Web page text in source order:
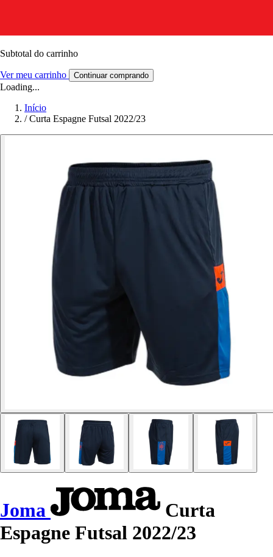
Subtotal do carrinho
Ver meu carrinho Continuar comprando
Loading...
Início
/ Curta Espagne Futsal 2022/23
Joma
Curta
Espagne Futsal 2022/23